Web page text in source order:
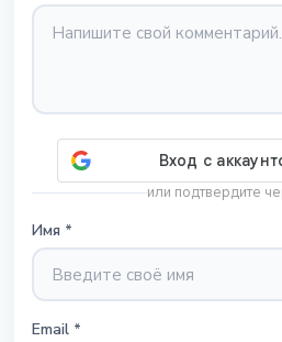
или подтвердите
Имя *
Email *